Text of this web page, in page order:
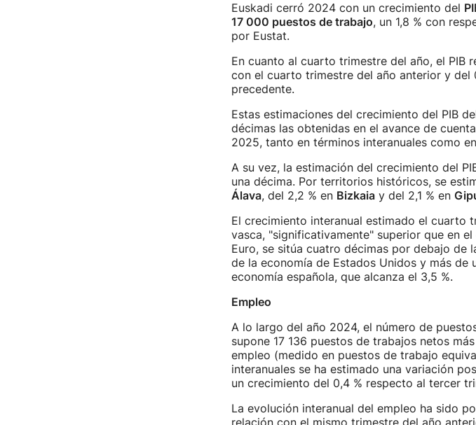
Euskadi cerró 2024 con un crecimiento del
17 000 puestos de trabajo, un 1,8 % con
por Eustat.
En cuanto al cuarto trimestre del año, el PIB
con el cuarto trimestre del año anterior y del
precedente.
Estas estimaciones del crecimiento del PIB
décimas las obtenidas en el avance de
2025, tanto en términos interanuales como
A su vez, la estimación del crecimiento del
una décima. Por territorios históricos, se
Álava, del 2,2 % en Bizkaiay del 2,1 % en
El crecimiento interanual estimado el cuarto
vasca, "significativamente" superior que en
Euro, se sitúa cuatro décimas por debajo de
de la economía de Estados Unidos y más
economía española, que alcanza el 3,5 %.
Empleo
A lo largo del año 2024, el número de
supone 17 136 puestos de trabajos netos
empleo (medido en puestos de trabajo
interanuales se ha estimado una variación
un crecimiento del 0,4 % respecto al tercer
La evolución interanual del empleo ha sido
relación con el mismo trimestre del año